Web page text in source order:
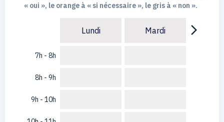
« oui », le orange à « si nécessaire », le gris à « non ».
7h - 8h
8h - 9h
9h - 10h
Lundi Mardi arrow_forward_ios